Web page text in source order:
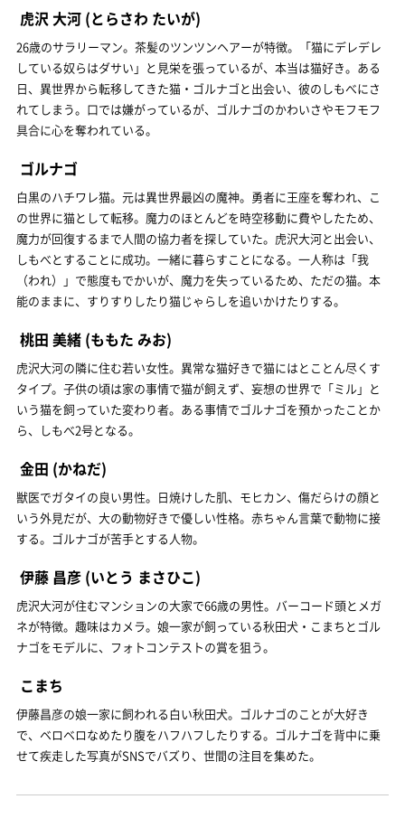
虎沢 大河 (とらさわ たいが)
26歳のサラリーマン。茶髪のツンツンヘアーが特徴。「猫にデレデレ
している奴らはダサい」と見栄を張っているが、本当は猫好き。ある
日、異世界から転移してきた猫・ゴルナゴと出会い、彼のしもべにさ
れてしまう。口では嫌がっているが、ゴルナゴのかわいさやモフモフ
具合に心を奪われている。
ゴルナゴ
白黒のハチワレ猫。元は異世界最凶の魔神。勇者に王座を奪われ、こ
の世界に猫として転移。魔力のほとんどを時空移動に費やしたため、
魔力が回復するまで人間の協力者を探していた。虎沢大河と出会い、
しもべとすることに成功。一緒に暮らすことになる。一人称は「我
（われ）」で態度もでかいが、魔力を失っているため、ただの猫。本
能のままに、すりすりしたり猫じゃらしを追いかけたりする。
桃田 美緒 (ももた みお)
虎沢大河の隣に住む若い女性。異常な猫好きで猫にはとことん尽くす
タイプ。子供の頃は家の事情で猫が飼えず、妄想の世界で「ミル」と
いう猫を飼っていた変わり者。ある事情でゴルナゴを預かったことか
ら、しもべ2号となる。
金田 (かねだ)
獣医でガタイの良い男性。日焼けした肌、モヒカン、傷だらけの顔と
いう外見だが、大の動物好きで優しい性格。赤ちゃん言葉で動物に接
する。ゴルナゴが苦手とする人物。
伊藤 昌彦 (いとう まさひこ)
虎沢大河が住むマンションの大家で66歳の男性。バーコード頭とメガ
ネが特徴。趣味はカメラ。娘一家が飼っている秋田犬・こまちとゴル
ナゴをモデルに、フォトコンテストの賞を狙う。
こまち
伊藤昌彦の娘一家に飼われる白い秋田犬。ゴルナゴのことが大好き
で、ベロベロなめたり腹をハフハフしたりする。ゴルナゴを背中に乗
せて疾走した写真がSNSでバズり、世間の注目を集めた。